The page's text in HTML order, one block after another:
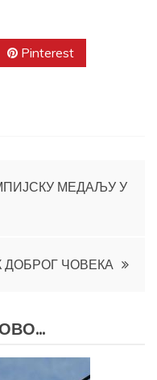
Pinterest
МЕДАЉУ У
ДОБРОГ ЧОВЕКА